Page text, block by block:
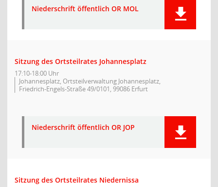
Niederschrift öffentlich OR MOL
Sitzung des Ortsteilrates Johannesplatz
17:10-18:00 Uhr
Johannesplatz, Ortsteilverwaltung Johannesplatz,
Friedrich-Engels-Straße 49/0101, 99086 Erfurt
Niederschrift öffentlich OR JOP
Sitzung des Ortsteilrates Niedernissa